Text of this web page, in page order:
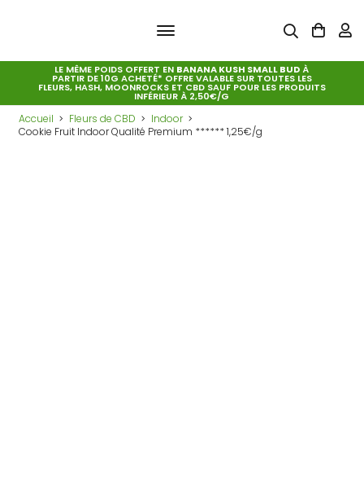
LE MÊME POIDS OFFERT EN BANANA KUSH SMALL BUDÀ
PARTIR DE 10G ACHETÉ* OFFRE VALABLE SUR TOUTES LES
FLEURS, HASH, MOONROCKS ET CBD SAUF POUR LES PRODUITS
INFÉRIEUR À 2,50€/G
Accueil Fleurs de CBD
Indoor
Cookie Fruit Indoor Qualité Premium ****** 1,25€/g